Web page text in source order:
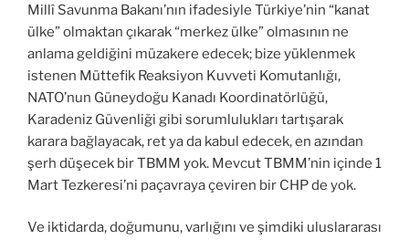
Millî Savunma Bakanı’nın ifadesiyle Türkiye’nin “kanat
ülke” olmaktan çıkarak “merkez ülke” olmasının ne
anlama geldiğini müzakere edecek; bize yüklenmek
istenen Müttefik Reaksiyon Kuvveti Komutanlığı,
NATO’nun Güneydoğu Kanadı Koordinatörlüğü,
Karadeniz Güvenliği gibi sorumlulukları tartışarak
karara bağlayacak, ret ya da kabul edecek, en azından
şerh düşecek bir TBMM yok. Mevcut TBMM’nin içinde 1
Mart Tezkeresi’ni paçavraya çeviren bir CHP de yok.
Ve iktidarda, doğumunu, varlığını ve şimdiki uluslararası